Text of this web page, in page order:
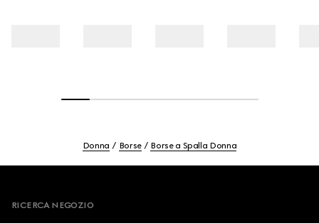
Donna Borse Borse a Spalla Donna
RICERCA NEGOZIO